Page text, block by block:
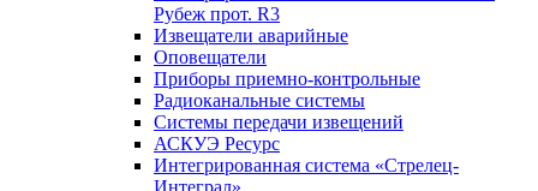
Рубеж прот. R3
Извещатели аварийные
Оповещатели
Приборы приемно-контрольные
Радиоканальные системы
Системы передачи извещений
АСКУЭ Ресурс
Интегрированная система «Стрелец-
Интеграл»